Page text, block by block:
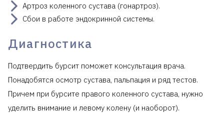
Артроз коленного сустава (гонартроз).
Сбои в работе эндокринной системы.
Диагностика
Подтвердить бурсит поможет консультация врача.
Понадобятся осмотр сустава, пальпация и ряд тестов.
Причем при бурсите правого коленного сустава, нужно
уделить внимание и левому колену (и наоборот).